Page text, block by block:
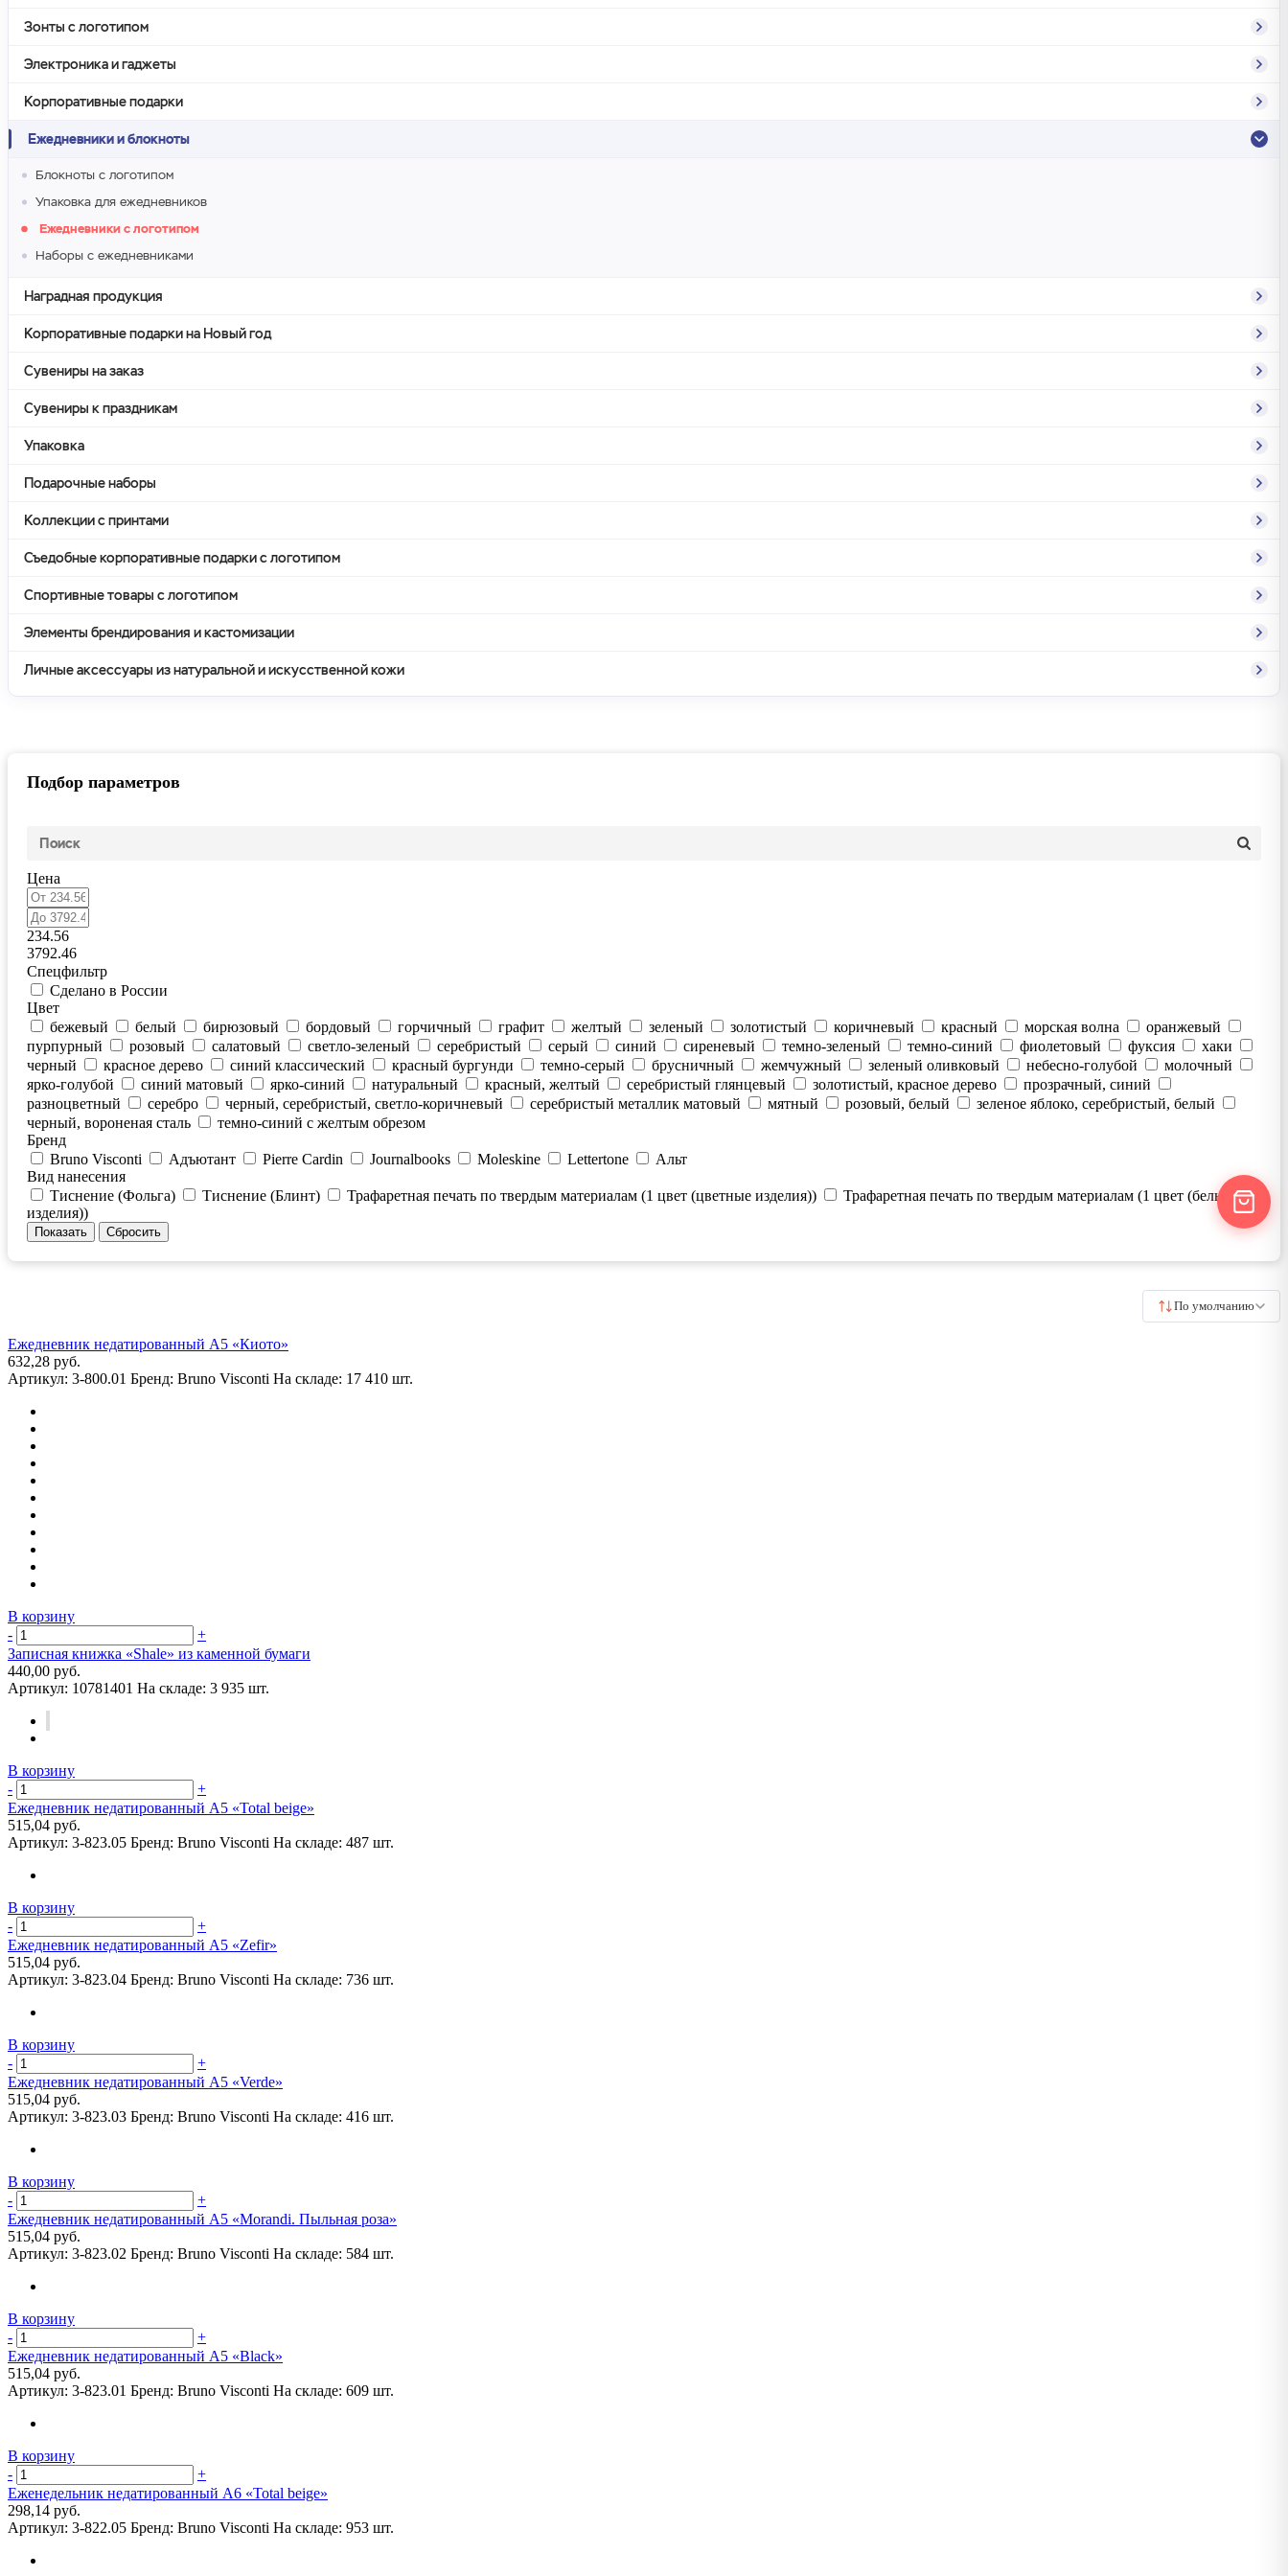
Зонты с логотипом
Электроника и гаджеты
Корпоративные подарки
Ежедневники и блокноты
Блокноты с логотипом
Упаковка для ежедневников
Ежедневники с логотипом
Наборы с ежедневниками
Наградная продукция
Корпоративные подарки на Новый год
Сувениры на заказ
Сувениры к праздникам
Упаковка
Подарочные наборы
Коллекции с принтами
Съедобные корпоративные подарки с логотипом
Спортивные товары с логотипом
Элементы брендирования и кастомизации
Личные аксессуары из натуральной и искусственной кожи
Подбор параметров
Цена
234.56
3792.46
Спецфильтр
Сделано в России
Цвет
бежевый
белый бирюзовый бордовый горчичный графит желтый зеленый золотистый коричневый красный морская волна
оранжевый
пурпурный
розовый салатовый светло-зеленый серебристый серый синий сиреневый темно-зеленый темно-синий фиолетовый фуксия
хаки
черный
красное дерево синий классический красный бургунди темно-серый брусничный жемчужный зеленый оливковый небесно-голубой
молочный
ярко-голубой
синий матовый ярко-синий натуральный красный, желтый серебристый глянцевый золотистый, красное дерево
прозрачный, синий
разноцветный
серебро черный, серебристый, светло-коричневый серебристый металлик матовый мятный розовый, белый
зеленое яблоко, серебристый, белый
черный, вороненая сталь
темно-синий с желтым обрезом
Бренд
Bruno Visconti
Адъютант Pierre Cardin Journalbooks Moleskine Lettertone
Альт
Вид нанесения
Тиснение (Фольга)
Тиснение (Блинт) Трафаретная печать по твердым материалам (1 цвет (цветные изделия))
Трафаретная печать по твердым материалам (1 цвет (белые
изделия))
По умолчанию
Ежедневник недатированный А5 «Киото»
632,28 руб.
Артикул: 3-800.01 Бренд: Bruno Visconti На складе: 17 410 шт.
В корзину
-
+
Записная книжка «Shale» из каменной бумаги
440,00 руб.
Артикул: 10781401 На складе: 3 935 шт.
В корзину
-
+
Ежедневник недатированный А5 «Total beige»
515,04 руб.
Артикул: 3-823.05 Бренд: Bruno Visconti На складе: 487 шт.
В корзину
-
+
Ежедневник недатированный А5 «Zefir»
515,04 руб.
Артикул: 3-823.04 Бренд: Bruno Visconti На складе: 736 шт.
В корзину
-
+
Ежедневник недатированный А5 «Verde»
515,04 руб.
Артикул: 3-823.03 Бренд: Bruno Visconti На складе: 416 шт.
В корзину
-
+
Ежедневник недатированный А5 «Morandi. Пыльная роза»
515,04 руб.
Артикул: 3-823.02 Бренд: Bruno Visconti На складе: 584 шт.
В корзину
-
+
Ежедневник недатированный А5 «Black»
515,04 руб.
Артикул: 3-823.01 Бренд: Bruno Visconti На складе: 609 шт.
В корзину
-
+
Еженедельник недатированный А6 «Total beige»
298,14 руб.
Артикул: 3-822.05 Бренд: Bruno Visconti На складе: 953 шт.